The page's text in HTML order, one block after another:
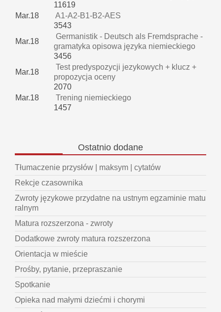
11619
Mar.18
A1-A2-B1-B2-AES
3543
Mar.18
Germanistik - Deutsch als Fremdsprache -
gramatyka opisowa języka niemieckiego
3456
Mar.18
Test predyspozycji jezykowych + klucz +
propozycja oceny
2070
Mar.18
Trening niemieckiego
1457
Ostatnio dodane
Tłumaczenie przysłów | maksym | cytatów
Rekcje czasownika
Zwroty językowe przydatne na ustnym egzaminie matu
ralnym
Matura rozszerzona - zwroty
Dodatkowe zwroty matura rozszerzona
Orientacja w mieście
Prośby, pytanie, przepraszanie
Spotkanie
Opieka nad małymi dziećmi i chorymi